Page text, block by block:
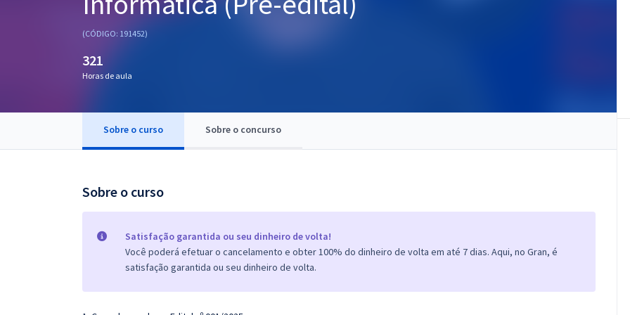
Questões grátis
(CÓDIGO: 191452)
321
Horas de aula
Sobre o curso Sobre o concurso
Sobre o curso
Satisfação garantida ou seu dinheiro de volta!
Você poderá efetuar o cancelamento e obter 100% do dinheiro de volta em até 7 dias. Aqui, no Gran, é
satisfação garantida ou seu dinheiro de volta.